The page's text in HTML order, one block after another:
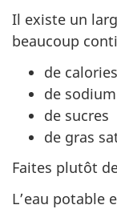
Il existe un
beaucoup
de calories
de sodium
de sucres
de gras
Faites plutôt
L’eau potable